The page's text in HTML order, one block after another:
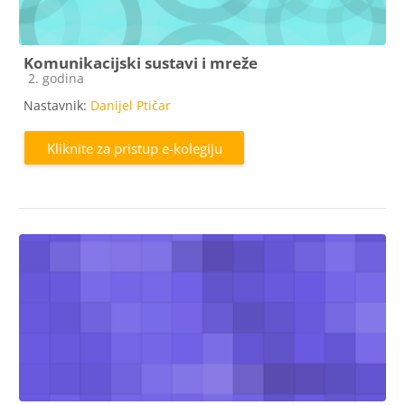
Komunikacijski sustavi i mreže
Kategorija e-kolegija
2. godina
Nastavnik: Danijel Ptičar
Kliknite za pristup e-kolegiju